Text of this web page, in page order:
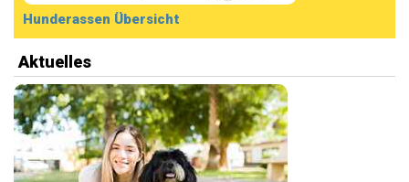
Hunderassen Übersicht
Aktuelles